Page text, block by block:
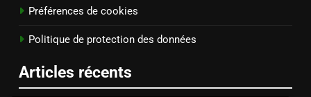
Préférences de cookies
Politique de protection des données
Articles récents